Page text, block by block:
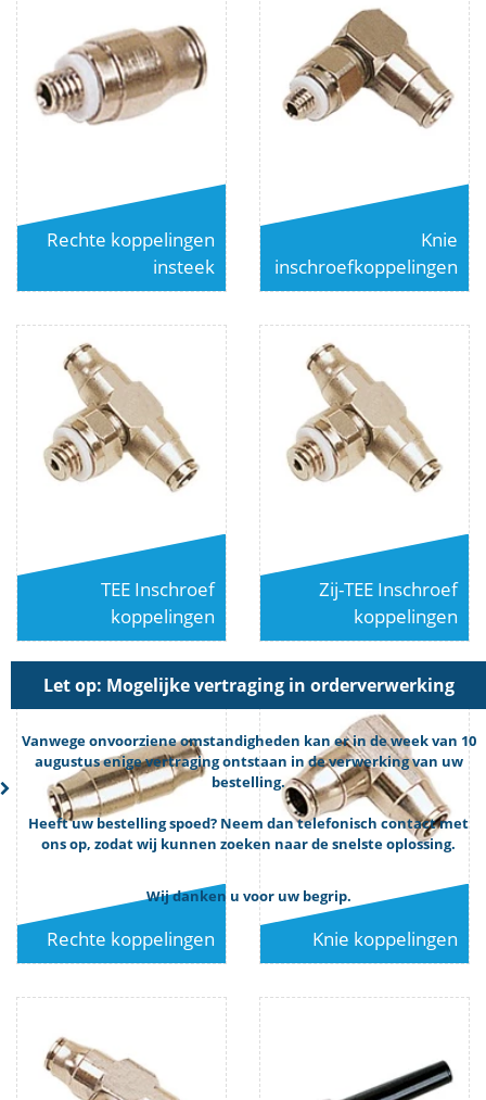
Let op: Mogelijke vertraging in orderverwerking
Vanwege onvoorziene omstandigheden kan er in de week van 10
augustus enige vertraging ontstaan in de verwerking van uw
bestelling.
Heeft uw bestelling spoed? Neem dan telefonisch contact met
ons op, zodat wij kunnen zoeken naar de snelste oplossing.
Wij danken u voor uw begrip.
Rechte koppelingen
insteek
Knie
inschroefkoppelingen
TEE Inschroef
koppelingen
Zij-TEE Inschroef
koppelingen
Rechte koppelingen Knie koppelingen